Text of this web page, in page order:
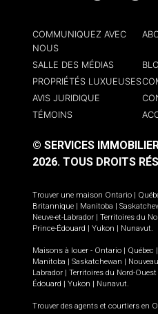
COMMUNIQUEZ AVEC
NOUS
SALLE DES MÉDIAS
PROPRIÉTÉS LUXUEUSES
AVIS JURIDIQUE
TÉMOINS
© SERVICES
2026. TOUS DROITS
Trouver une maison Ontario
Britannique
Manitoba
Neuve-et-Labrador
Territoires du
Prince-Édouard
Yukon Nunavut.
Maisons à louer - Ontario Québec
Manitoba
Saskatchewan
Labrador
Territoires du Nord-Ouest
Édouard
Yukon Nunavut.
Trouver des agents et courtiers en